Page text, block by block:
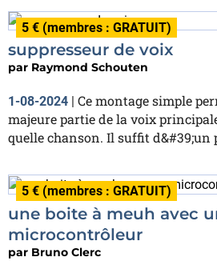
5 € (membres : GRATUIT)
suppresseur de voix
par Raymond Schouten
1-08-2024
Ce montage simple
majeure partie de la voix
quelle chanson. Il suffit d&#39;un
5 € (membres : GRATUIT)
une boite à meuh avec
microcontrôleur
par Bruno Clerc